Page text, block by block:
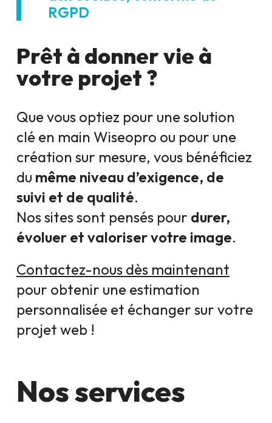
RGPD
Prêt à donner vie à
votre projet ?
Que vous optiez pour une solution
clé en main Wiseopro ou pour une
création sur mesure, vous bénéficiez
du même niveau d’exigence, de
suivi et de qualité.
Nos sites sont pensés pour durer,
évoluer et valoriser votre image.
Contactez-nous dès maintenant
pour obtenir une estimation
personnalisée et échanger sur votre
projet web !
Nos services